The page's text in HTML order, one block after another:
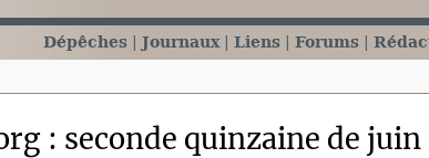
Dépêches Journaux Liens Forums
: seconde quinzaine de juin